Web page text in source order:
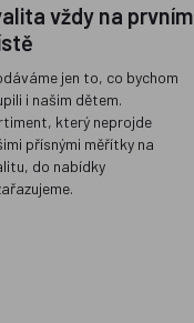
vždy na prvním
jen to, co bychom
i našim dětem.
který neprojde
přísnými měřítky na
do nabídky